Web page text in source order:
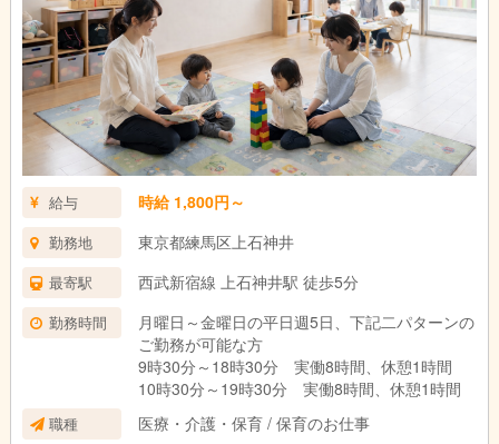
給与 時給 1,800円～
勤務地 東京都練馬区上石神井
最寄駅 西武新宿線 上石神井駅 徒歩5分
勤務時間
月曜日～金曜日の平日週5日、下記二パターンの
ご勤務が可能な方
9時30分～18時30分 実働8時間、休憩1時間
10時30分～19時30分 実働8時間、休憩1時間
職種
医療・介護・保育 / 保育のお仕事